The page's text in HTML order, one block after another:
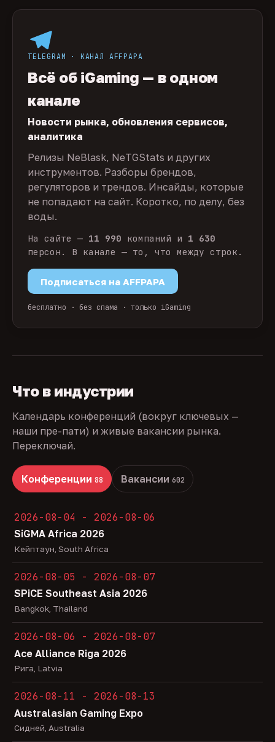
TELEGRAM · КАНАЛ AFFPAPA
Всё об iGaming — в одном
канале
Новости рынка, обновления сервисов,
аналитика
Релизы NeBlask, NeTGStats и других
инструментов. Разборы брендов,
регуляторов и трендов. Инсайды, которые
не попадают на сайт. Коротко, по делу, без
воды.
На сайте — 11 990 компаний и 1 630
персон. В канале — то, что между строк.
Подписаться на AFFPAPA
бесплатно · без спама · только iGaming
Что в индустрии
Календарь конференций (вокруг ключевых —
наши пре-пати) и живые вакансии рынка.
Переключай.
Конференции 88 Вакансии 602
2026-08-04 - 2026-08-06
SiGMA Africa 2026
Кейптаун, South Africa
2026-08-05 - 2026-08-07
SPiCE Southeast Asia 2026
Bangkok, Thailand
2026-08-06 - 2026-08-07
Ace Alliance Riga 2026
Рига, Latvia
2026-08-11 - 2026-08-13
Australasian Gaming Expo
Сидней, Australia